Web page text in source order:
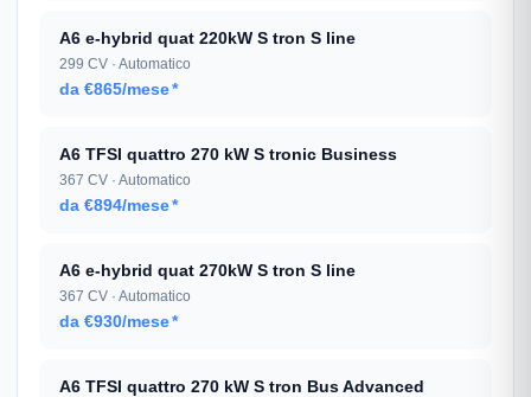
A6 e-hybrid quat 220kW S tron S line
299 CV · Automatico
da €865/mese*
A6 TFSI quattro 270 kW S tronic Business
367 CV · Automatico
da €894/mese*
A6 e-hybrid quat 270kW S tron S line
367 CV · Automatico
da €930/mese*
A6 TFSI quattro 270 kW S tron Bus Advanced